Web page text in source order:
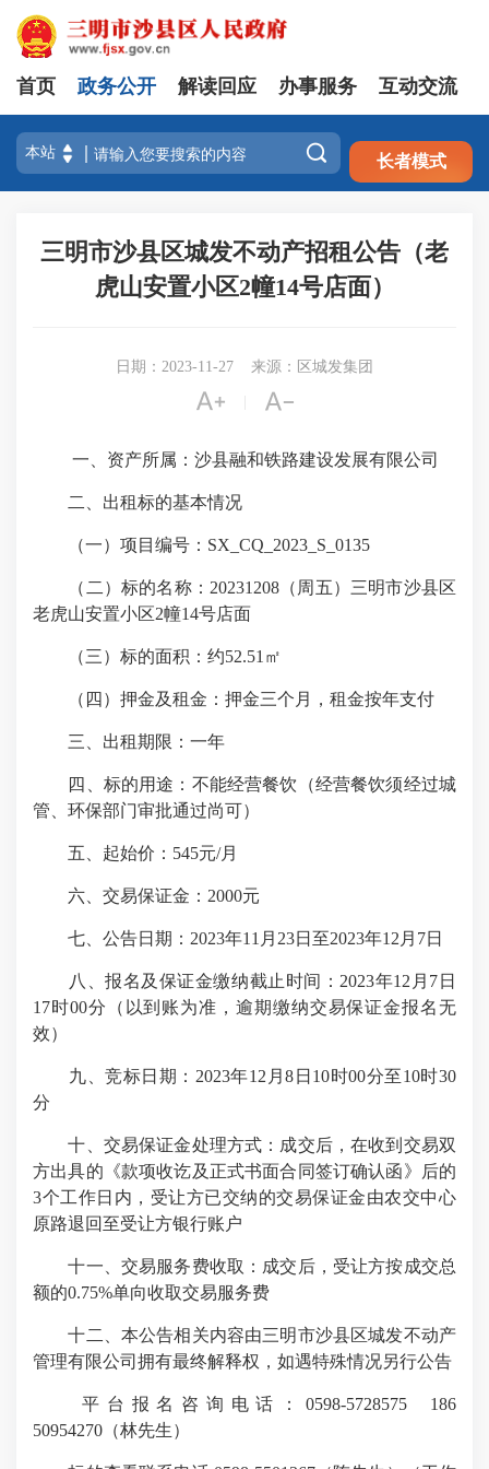
注册 登录
首页 政务公开 解读回应 办事服务 互动交流
 长者模式
三明市沙县区城发不动产招租公告（老
虎山安置小区2幢14号店面）
日期：2023-11-27 来源：区城发集团
 
一、资产所属：沙县融和铁路建设发展有限公司
二、出租标的基本情况
（一）项目编号：SX_CQ_2023_S_0135
（二）标的名称：20231208（周五）三明市沙县区
老虎山安置小区2幢14号店面
（三）标的面积：约52.51㎡
（四）押金及租金：押金三个月，租金按年支付
三、出租期限：一年
四、标的用途：不能经营餐饮（经营餐饮须经过城
管、环保部门审批通过尚可）
五、起始价：545元/月
六、交易保证金：2000元
七、公告日期：2023年11月23日至2023年12月7日
八、报名及保证金缴纳截止时间：2023年12月7日
17时00分（以到账为准，逾期缴纳交易保证金报名无
效）
九、竞标日期：2023年12月8日10时00分至10时30
分
十、交易保证金处理方式：成交后，在收到交易双
方出具的《款项收讫及正式书面合同签订确认函》后的
3个工作日内，受让方已交纳的交易保证金由农交中心
原路退回至受让方银行账户
十一、交易服务费收取：成交后，受让方按成交总
额的0.75%单向收取交易服务费
十二、本公告相关内容由三明市沙县区城发不动产
管理有限公司拥有最终解释权，如遇特殊情况另行公告
平台报名咨询电话：0598-5728575 186
50954270（林先生）